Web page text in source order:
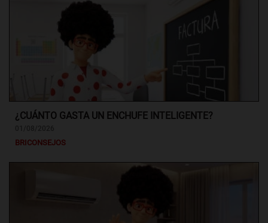
¿CUÁNTO GASTA UN ENCHUFE INTELIGENTE?
BRICONSEJOS